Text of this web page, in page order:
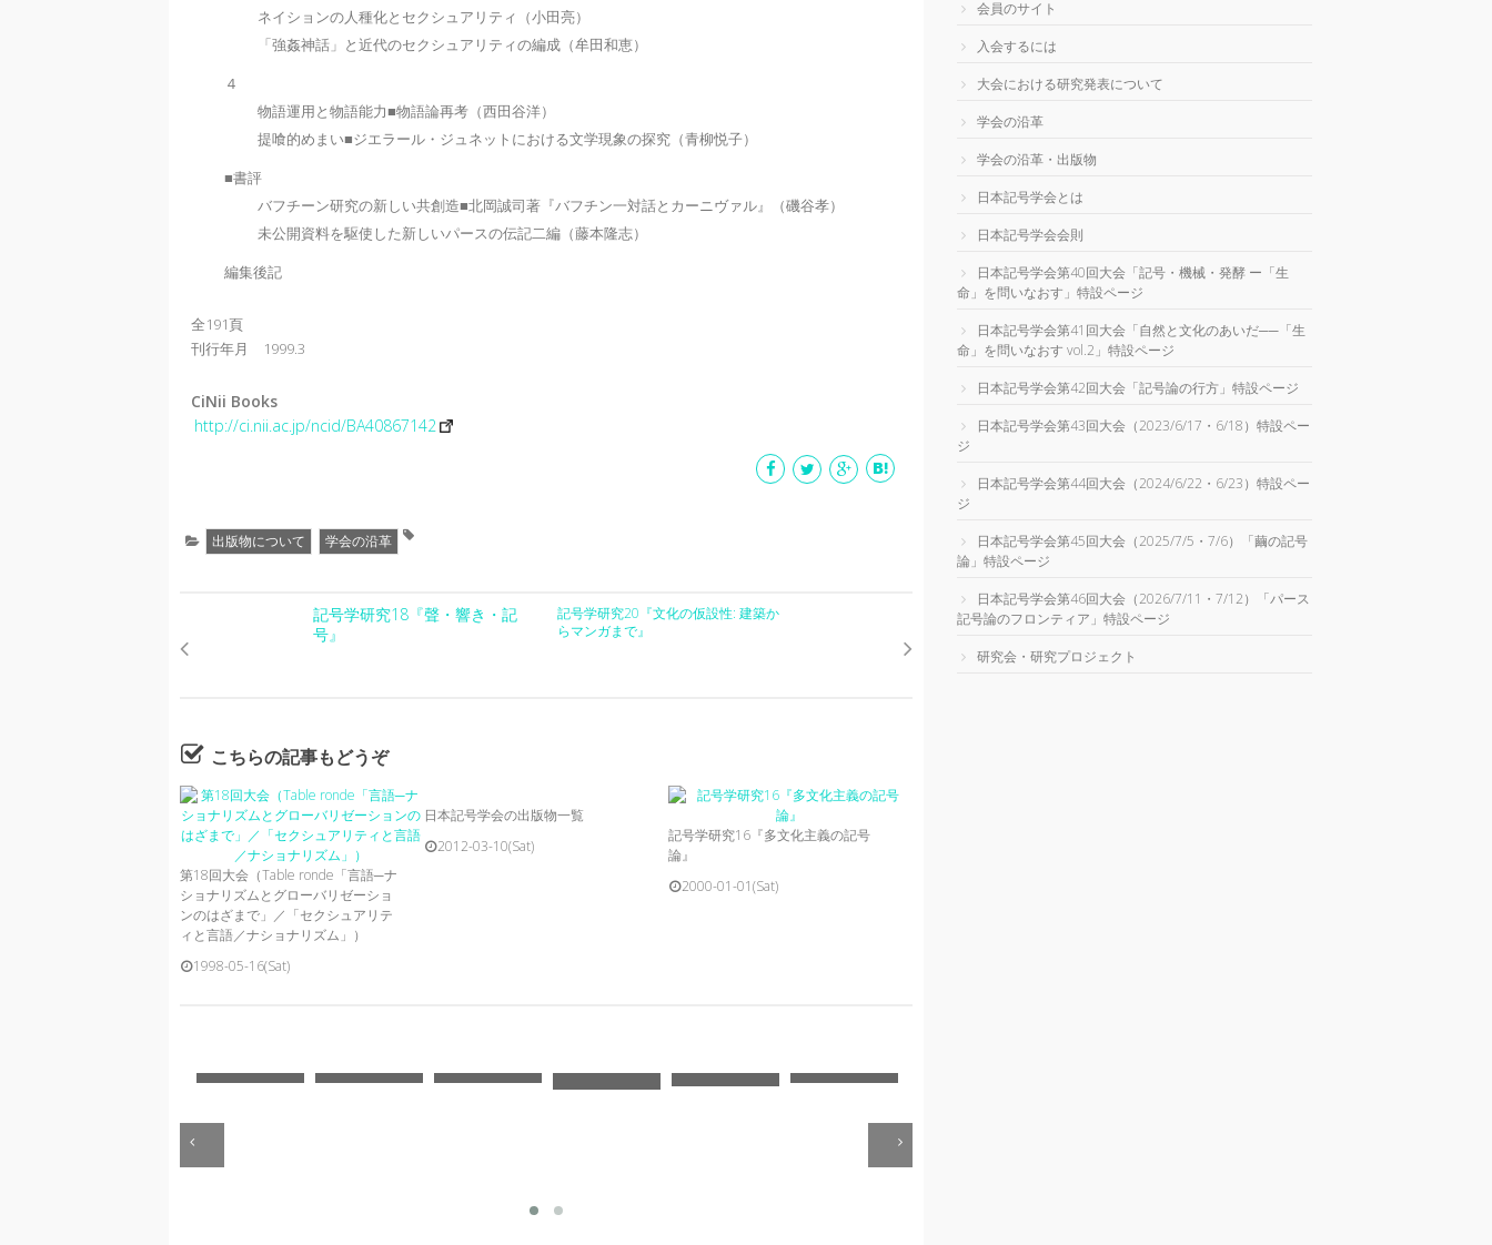
ネイションの人種化とセクシュアリティ（小田亮）
「強姦神話」と近代のセクシュアリティの編成（牟田和恵）
４
物語運用と物語能力■物語論再考（西田谷洋）
提喰的めまい■ジエラール・ジュネットにおける文学現象の探究（青柳悦子）
■書評
バフチーン研究の新しい共創造■北岡誠司著『バフチン一対話とカーニヴァル』（磯谷孝）
未公開資料を駆使した新しいパースの伝記二編（藤本隆志）
編集後記
全191頁
刊行年月 1999.3
CiNii Books
http://ci.nii.ac.jp/ncid/BA40867142
出版物について 学会の沿革
記号学研究18『聲・響き・記
号』
記号学研究20『文化の仮設性: 建築か
らマンガまで』
こちらの記事もどうぞ
第18回大会（Table ronde「言語─ナ
ショナリズムとグローバリゼーショ
ンのはざまで」／「セクシュアリテ
ィと言語／ナショナリズム」）
1998-05-16(Sat)
日本記号学会の出版物一覧
2012-03-10(Sat)
記号学研究16『多文化主義の記号
論』
2000-01-01(Sat)
会員のサイト
入会するには
大会における研究発表について
学会の沿革
学会の沿革・出版物
日本記号学会とは
日本記号学会会則
日本記号学会第40回大会「記号・機械・発酵 ー「生
命」を問いなおす」特設ページ
日本記号学会第41回大会「自然と文化のあいだ──「生
命」を問いなおす vol.2」特設ページ
日本記号学会第42回大会「記号論の行方」特設ページ
日本記号学会第43回大会（2023/6/17・6/18）特設ペー
ジ
日本記号学会第44回大会（2024/6/22・6/23）特設ペー
ジ
日本記号学会第45回大会（2025/7/5・7/6）「繭の記号
論」特設ページ
日本記号学会第46回大会（2026/7/11・7/12）「パース
記号論のフロンティア」特設ページ
研究会・研究プロジェクト